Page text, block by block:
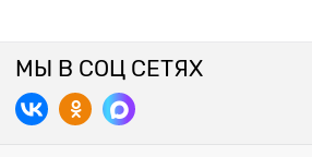
МЫ В СОЦ СЕТЯХ